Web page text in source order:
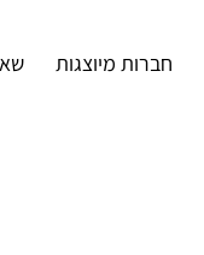
חברות מיוצגות